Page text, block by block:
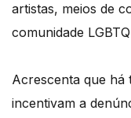
artistas, meios de
comunidade
Acrescenta que há
incentivam a